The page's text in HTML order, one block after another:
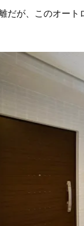
だが、このオート